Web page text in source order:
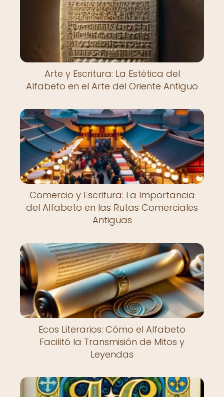
Arte y Escritura: La Estética del
Alfabeto en el Arte del Oriente Antiguo
Comercio y Escritura: La Importancia
del Alfabeto en las Rutas Comerciales
Antiguas
Ecos Literarios: Cómo el Alfabeto
Facilitó la Transmisión de Mitos y
Leyendas